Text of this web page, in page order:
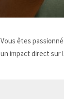
Vous êtes
un impact direct sur